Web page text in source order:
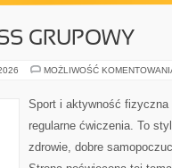
GRUPOWY
MOŻLIWOŚĆ
Sport i aktywność
regularne ćwiczenia. To
zdrowie, dobre